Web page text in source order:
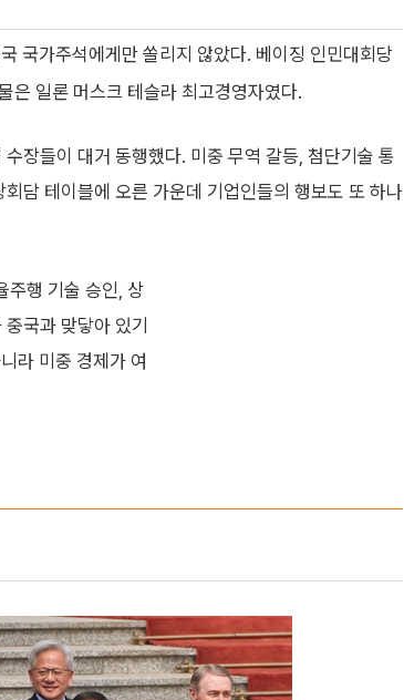
국가주석에게만 쏠리지 않았다. 베이징 인민대회당
은 일론 머스크 테슬라 최고경영자였다.
장들이 대거 동행했다. 미중 무역 갈등, 첨단기술 통
담 테이블에 오른 가운데 기업인들의 행보도 또 하나
주행 기술 승인, 상
국과 맞닿아 있기
라 미중 경제가 여